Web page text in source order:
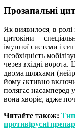
Прозапальні
Як виявилося, в ролі
цитокіни –
імунної системи і
необхідність
через вхідні ворота.
двома шляхами
йому активно
полягає насамперед
вона хворіє, адже
Читайте також:
противірусні